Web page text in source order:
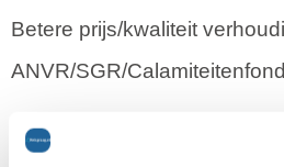
Betere prijs/kwaliteit
ANVR/SGR/
Welke bestemmingen